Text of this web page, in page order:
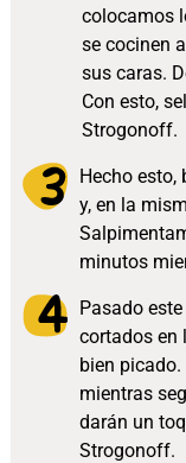
colocamos
se cocinen
sus caras.
Con esto,
Strogonoff.
Hecho
y, en la
minutos
Pasado
cortados en
bien
mientras
darán un
Strogonoff.